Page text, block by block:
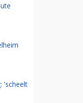
'scheelt